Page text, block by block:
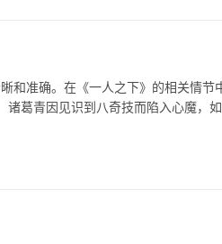
和准确。在《一人之下》的相关情节
葛青因见识到八奇技而陷入心魔，